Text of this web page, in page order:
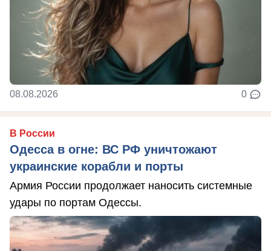
08.08.2026 0
В России
Одесса в огне: ВС РФ уничтожают
украинские корабли и порты
Армия России продолжает наносить системные
удары по портам Одессы.